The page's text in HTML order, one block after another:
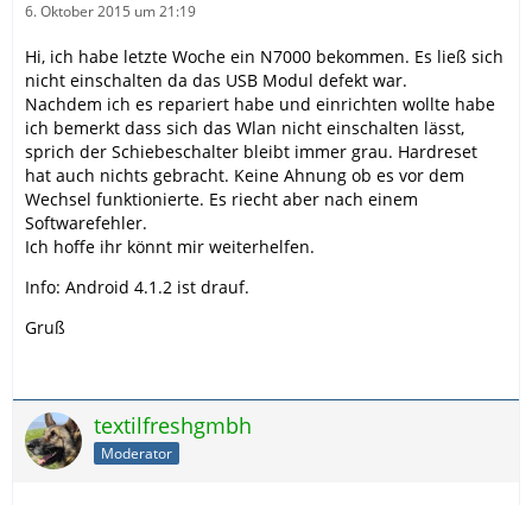
6. Oktober 2015 um 21:19
Hi, ich habe letzte Woche ein N7000 bekommen. Es ließ sich
nicht einschalten da das USB Modul defekt war.
Nachdem ich es repariert habe und einrichten wollte habe
ich bemerkt dass sich das Wlan nicht einschalten lässt,
sprich der Schiebeschalter bleibt immer grau. Hardreset
hat auch nichts gebracht. Keine Ahnung ob es vor dem
Wechsel funktionierte. Es riecht aber nach einem
Softwarefehler.
Ich hoffe ihr könnt mir weiterhelfen.
Info: Android 4.1.2 ist drauf.
Gruß
textilfreshgmbh
Moderator